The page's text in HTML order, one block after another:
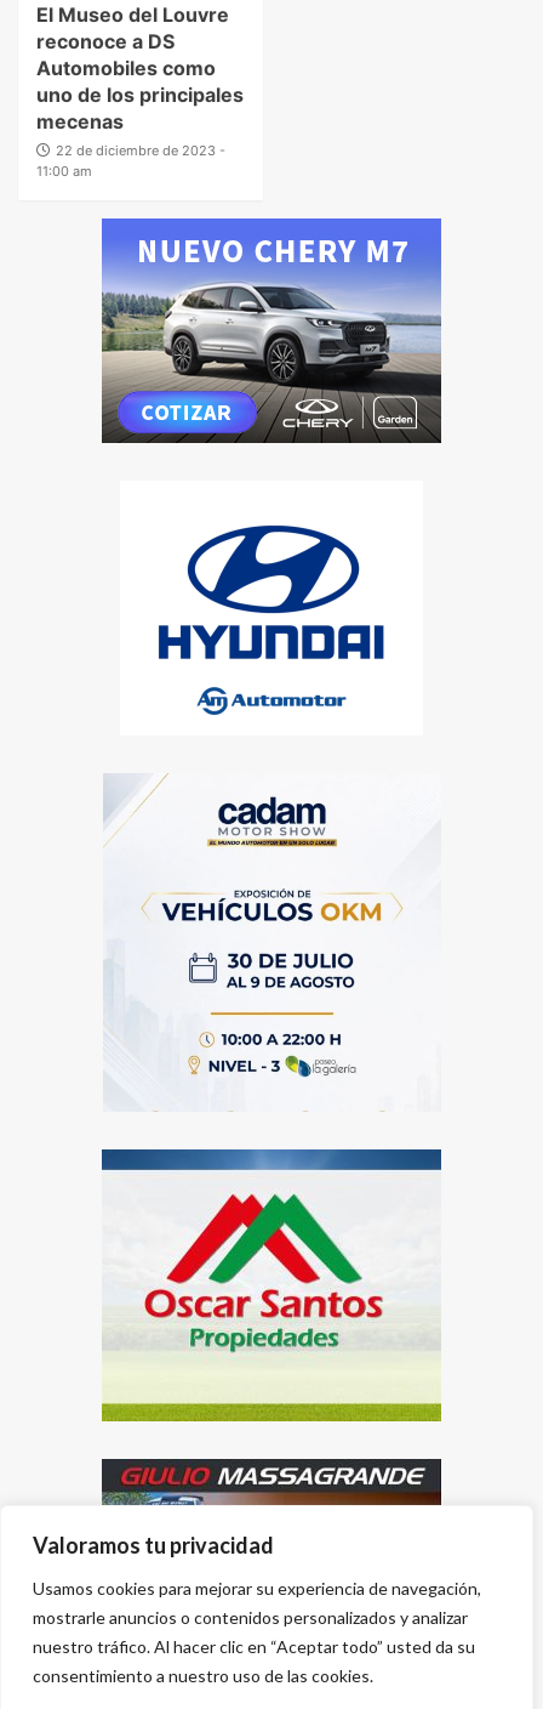
Valoramos tu privacidad
Usamos cookies para mejorar su experiencia de navegación,
mostrarle anuncios o contenidos personalizados y analizar
nuestro tráfico. Al hacer clic en “Aceptar todo” usted da su
consentimiento a nuestro uso de las cookies.
El Museo del Louvre
reconoce a DS
Automobiles como
uno de los principales
mecenas
22 de diciembre de 2023 -
11:00 am